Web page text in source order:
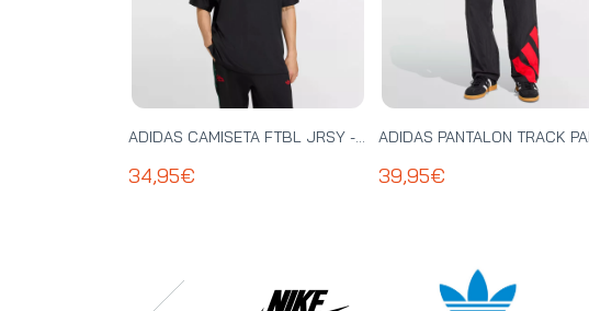
ADIDAS CAMISETA FTBL JRSY - KT0571
34,95€ 39,95€